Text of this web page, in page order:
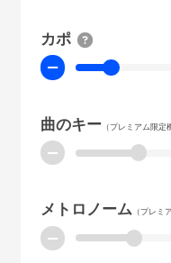
カポ
ー
曲のキー（プレミアム限定
ー
メトロノーム（プレミ
ー